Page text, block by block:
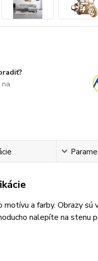
motívu a farby. Obrazy
nalepíte na stenu